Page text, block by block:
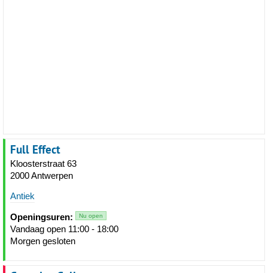
Full Effect
Kloosterstraat 63
2000 Antwerpen
Antiek
Openingsuren: Nu open
Vandaag open 11:00 - 18:00
Morgen gesloten